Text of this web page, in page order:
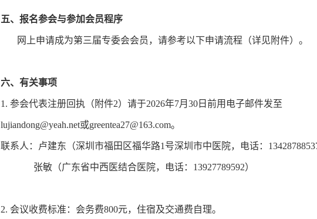
五、报名参会与参加会员程序
网上申请成为第三届专委会会员，请参考以下申请流程（详见附件）。
六、有关事项
1. 参会代表注册回执（附件2）请于2026年7月30日前用电子邮件发至
lujiandong@yeah.net或greentea27@163.com。
联系人： 卢建东（深圳市福田区福华路1号深圳市中医院，电话：
张敏（广东省中西医结合医院，电话：13927789592）
2. 会议收费标准：会务费800元，住宿及交通费自理。